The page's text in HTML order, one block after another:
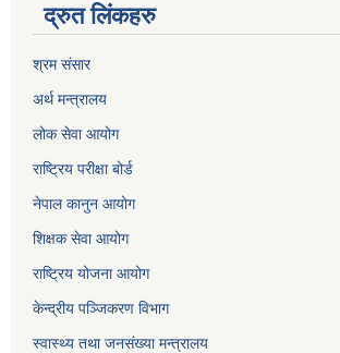
द्रुत लिंकहरु
श्रम संसार
अर्थ मन्त्रालय
लोक सेवा आयोग
राष्ट्रिय परीक्षा बोर्ड
नेपाल कानुन आयोग
शिक्षक सेवा आयोग
राष्ट्रिय योजना आयोग
केन्द्रीय पञ्जिकरण विभाग
स्वास्थ्य तथा जनसंख्या मन्त्रालय